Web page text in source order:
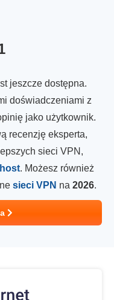
jeszcze dostępna.
doświadczeniami z
jako użytkownik.
recenzję eksperta,
sieci VPN,
. Możesz również
sieci VPN na 2026.